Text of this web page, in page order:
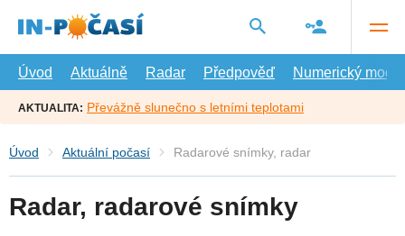
hlavní
Úvod
Aktuálně Radar Předpověď Numerický model
AKTUALITA: Převážně slunečno s letními teplotami
Úvod Aktuální počasí Radarové snímky, radar
Radar, radarové snímky